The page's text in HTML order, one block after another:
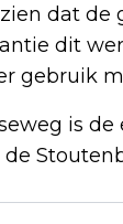
dat
dit
gebruik
is